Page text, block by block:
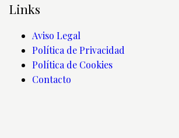
Links
Aviso Legal
Política de Privacidad
Política de Cookies
Contacto